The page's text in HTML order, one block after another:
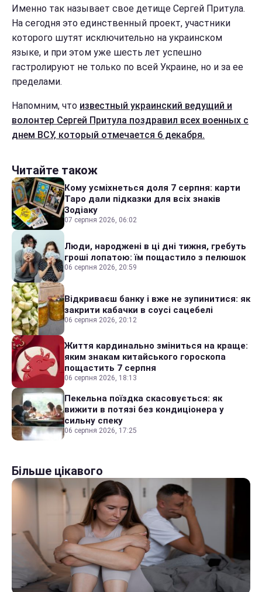
Именно так называет свое детище Сергей Притула.
На сегодня это единственный проект, участники
которого шутят исключительно на украинском
языке, и при этом уже шесть лет успешно
гастролируют не только по всей Украине, но и за ее
пределами.
Напомним, что известный украинский ведущий и
волонтер Сергей Притула поздравил всех военных с
днем ВСУ, который отмечается 6 декабря.
Читайте також
Кому усміхнеться доля 7 серпня: карти
Таро дали підказки для всіх знаків
Зодіаку
07 серпня 2026, 06:02
Люди, народжені в ці дні тижня, гребуть
гроші лопатою: їм пощастило з пелюшок
06 серпня 2026, 20:59
Відкриваєш банку і вже не зупинитися: як
закрити кабачки в соусі сацебелі
06 серпня 2026, 20:12
Життя кардинально зміниться на краще:
яким знакам китайського гороскопа
пощастить 7 серпня
06 серпня 2026, 18:13
Пекельна поїздка скасовується: як
вижити в потязі без кондиціонера у
сильну спеку
06 серпня 2026, 17:25
Більше цікавого